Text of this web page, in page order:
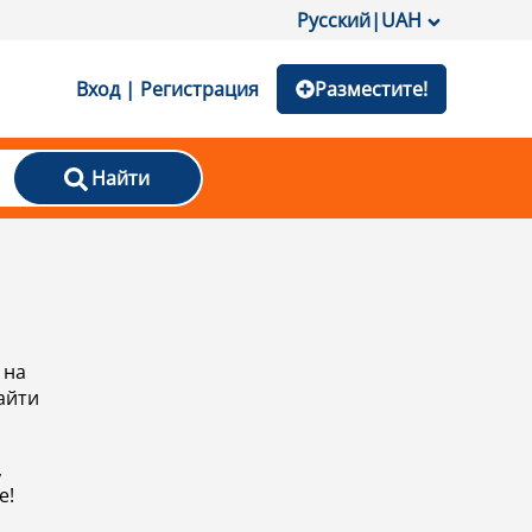
Русский|UAH
Вход | Регистрация Разместите!
Найти